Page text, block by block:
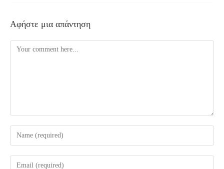
Αφήστε μια απάντηση
Comment
Enter
your
name
Enter